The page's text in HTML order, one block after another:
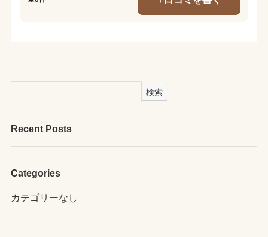
検索
Recent Posts
Categories
カテゴリーなし